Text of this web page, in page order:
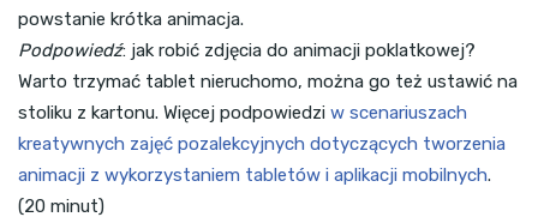
powstanie krótka animacja.
Podpowiedź: jak robić zdjęcia do animacji poklatkowej?
Warto trzymać tablet nieruchomo, można go też ustawić na
stoliku z kartonu. Więcej podpowiedzi w scenariuszach
kreatywnych zajęć pozalekcyjnych dotyczących tworzenia
animacji z wykorzystaniem tabletów i aplikacji mobilnych.
(20 minut)